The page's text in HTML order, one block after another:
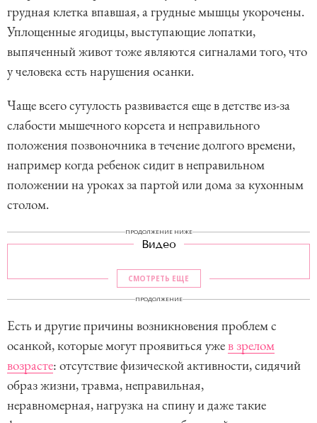
грудная клетка впавшая, а грудные мышцы укорочены.
Уплощенные ягодицы, выступающие лопатки,
выпяченный живот тоже являются сигналами того, что
у человека есть нарушения осанки.
Чаще всего сутулость развивается еще в детстве из-за
слабости мышечного корсета и неправильного
положения позвоночника в течение долгого времени,
например когда ребенок сидит в неправильном
положении на уроках за партой или дома за кухонным
столом.
ПРОДОЛЖЕНИЕ НИЖЕ
Видео
СМОТРЕТЬ ЕЩЕ
ПРОДОЛЖЕНИЕ
Есть и другие причины возникновения проблем с
осанкой, которые могут проявиться ужев зрелом
возрасте: отсутствие физической активности, сидячий
образ жизни, травма, неправильная,
неравномерная, нагрузка на спину и даже такие